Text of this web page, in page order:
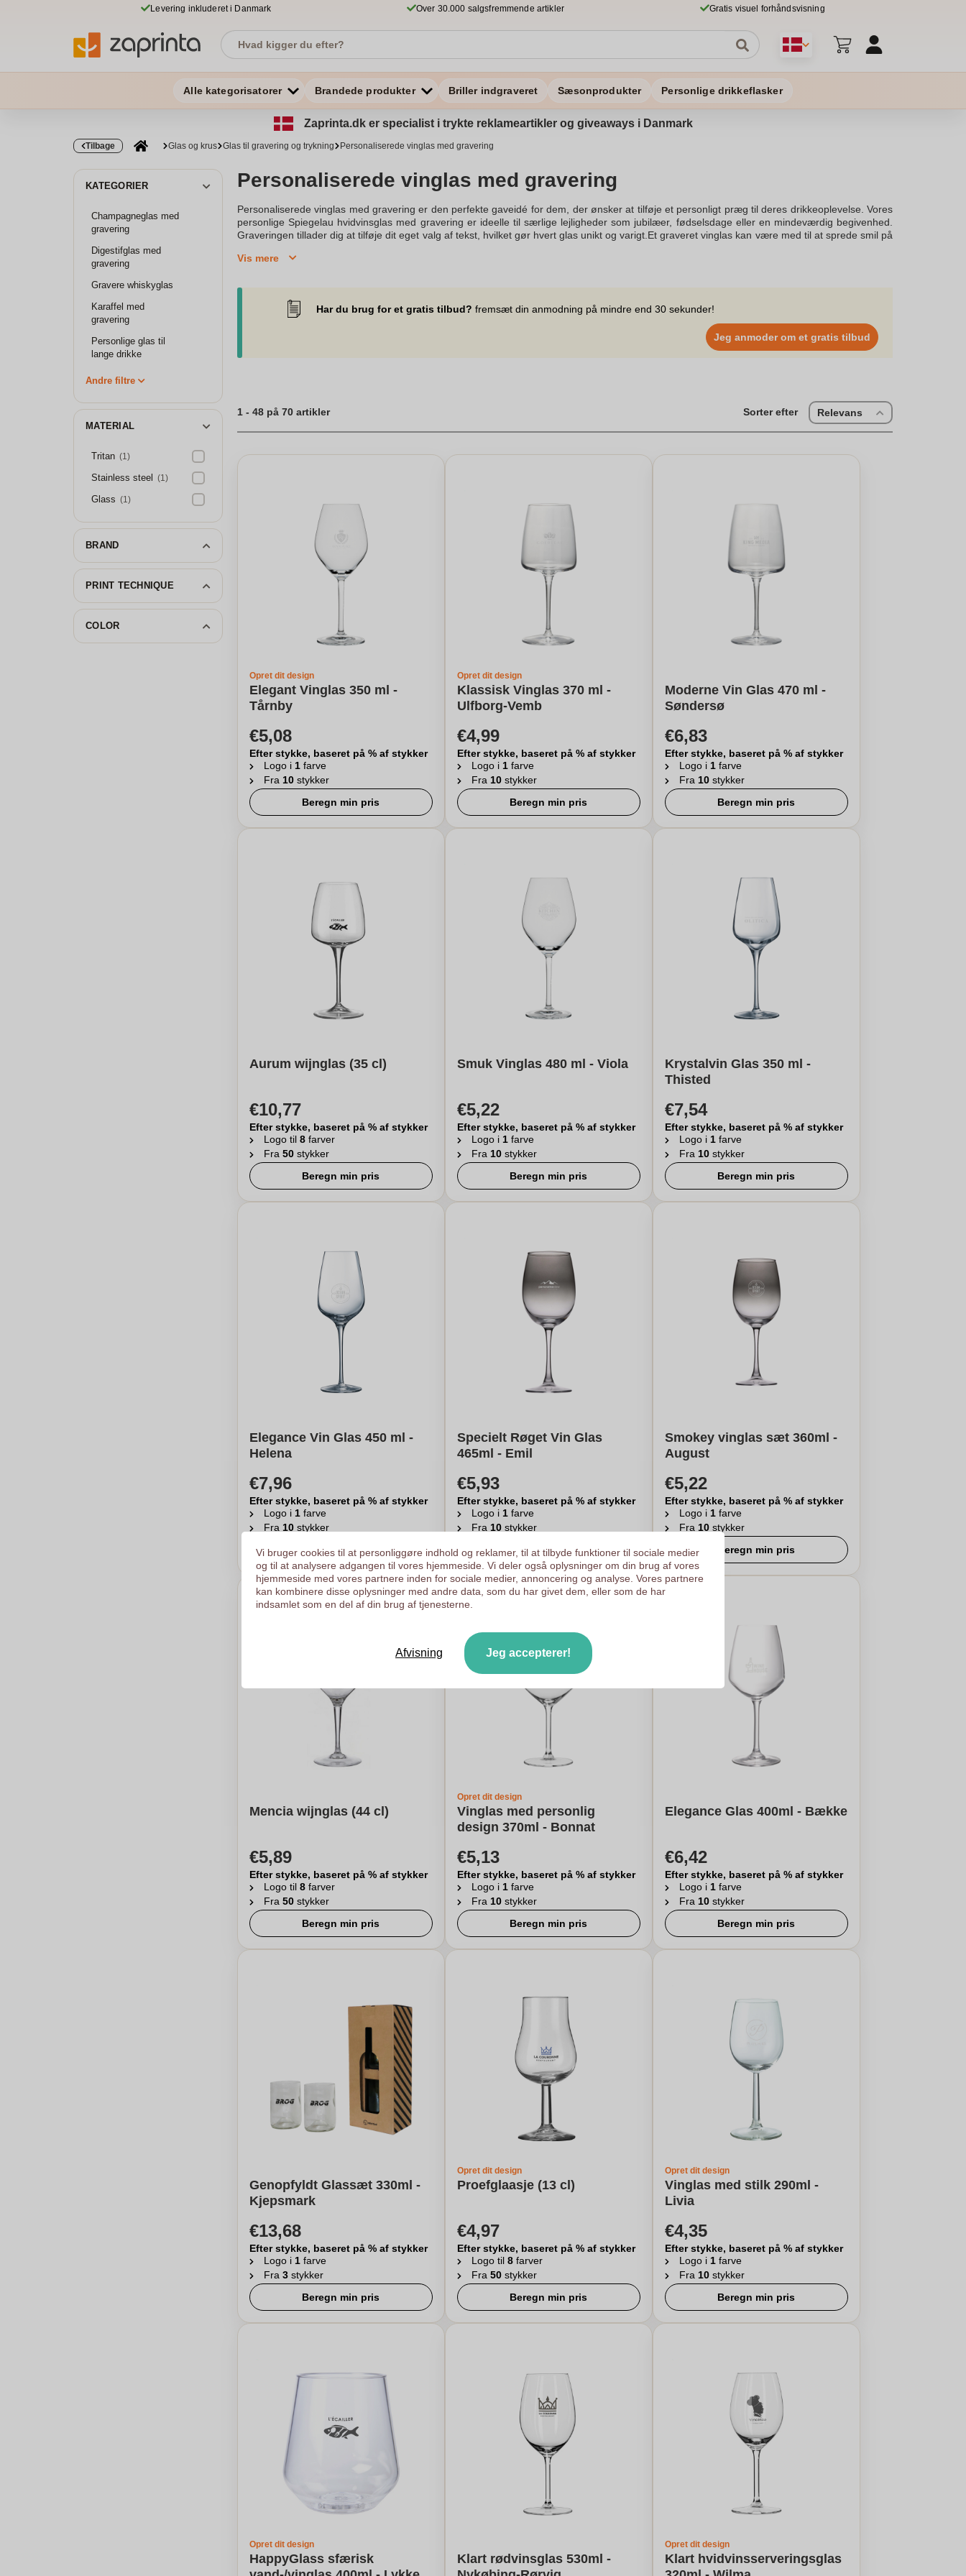
Levering inkluderet i Danmark Over 30.000 salgsfremmende artikler Gratis visuel forhåndsvisning
Alle kategorisatorer Brandede produkter Briller indgraveret Sæsonprodukter Personlige drikkeflasker
Zaprinta.dk er specialist i trykte reklameartikler og giveaways i Danmark
Tilbage Glas og krus Glas til gravering og trykning Personaliserede vinglas med gravering
KATEGORIER
Champagneglas med
gravering
Digestifglas med
gravering
Gravere whiskyglas
Karaffel med
gravering
Personlige glas til
lange drikke
Andre filtre
MATERIAL
Tritan (1)
Stainless steel (1)
Glass (1)
BRAND
PRINT TECHNIQUE
COLOR
Personaliserede vinglas med gravering
Personaliserede vinglas med gravering er den perfekte gaveidé for dem, der ønsker at tilføje et personligt præg til deres drikkeoplevelse. Vores
personlige Spiegelau hvidvinsglas med gravering er ideelle til særlige lejligheder som jubilæer, fødselsdage eller en mindeværdig begivenhed.
Graveringen tillader dig at tilføje dit eget valg af tekst, hvilket gør hvert glas unikt og varigt.Et graveret vinglas kan være med til at sprede smil på
med gravering – egen tekst kan vælges, og personaliserede vinglas, der er perfekte til at nyde "tid til at drikke vin" med stil.Når du handler online
med præcision, hvilket sikrer, at din gave bliver et mesterværk. Gør hver gave endnu mere mindeværdig ved at vælge personlige hilsener eller
symboler, der passer til lejligheden.Gravering – egen tekst kan tilføjes, og med vores personlige Spiegelau hvidvinsglas med gravering, kan du
give en gave, der er både stilfuld og med mening. Uanset om det er til vinsmagning, fejring af en særlig dag eller blot for at nyde "drikke vin med
stil", er vores graverede glas den perfekte løsning for enhver vinelsker.Oplev bekvemmeligheden ved at købe personligt Spiegelau hvidvinsglas
online hos os, hvor du kan vælge fra et bredt udvalg af produkter og sikre levering uden problemer. Graveringen gør gaven endnu mere
personlig og mindeværdig, hvilket sikrer, at dine gaveidéer ikke kun bliver værdsat men også husket.Lad graveringen tilføje den perfekte
Vis mere
Har du brug for et gratis tilbud? fremsæt din anmodning på mindre end 30 sekunder!
Jeg anmoder om et gratis tilbud
1 - 48 på 70 artikler Sorter efter Relevans
Opret dit design
Elegant Vinglas 350 ml -
Tårnby
€5,08
Efter stykke, baseret på % af stykker
Logo i 1 farve
Fra 10 stykker
Beregn min pris
Opret dit design
Klassisk Vinglas 370 ml -
Ulfborg-Vemb
€4,99
Efter stykke, baseret på % af stykker
Logo i 1 farve
Fra 10 stykker
Beregn min pris
Moderne Vin Glas 470 ml -
Søndersø
€6,83
Efter stykke, baseret på % af stykker
Logo i 1 farve
Fra 10 stykker
Beregn min pris
Aurum wijnglas (35 cl)
€10,77
Efter stykke, baseret på % af stykker
Logo til 8 farver
Fra 50 stykker
Beregn min pris
Smuk Vinglas 480 ml - Viola
€5,22
Efter stykke, baseret på % af stykker
Logo i 1 farve
Fra 10 stykker
Beregn min pris
Krystalvin Glas 350 ml -
Thisted
€7,54
Efter stykke, baseret på % af stykker
Logo i 1 farve
Fra 10 stykker
Beregn min pris
Elegance Vin Glas 450 ml -
Helena
€7,96
Efter stykke, baseret på % af stykker
Logo i 1 farve
Fra 10 stykker
Beregn min pris
Specielt Røget Vin Glas
465ml - Emil
€5,93
Efter stykke, baseret på % af stykker
Logo i 1 farve
Fra 10 stykker
Beregn min pris
Smokey vinglas sæt 360ml -
August
€5,22
Efter stykke, baseret på % af stykker
Logo i 1 farve
Fra 10 stykker
Beregn min pris
Mencia wijnglas (44 cl)
€5,89
Efter stykke, baseret på % af stykker
Logo til 8 farver
Fra 50 stykker
Beregn min pris
Opret dit design
Vinglas med personlig
design 370ml - Bonnat
€5,13
Efter stykke, baseret på % af stykker
Logo i 1 farve
Fra 10 stykker
Beregn min pris
Elegance Glas 400ml - Bække
€6,42
Efter stykke, baseret på % af stykker
Logo i 1 farve
Fra 10 stykker
Beregn min pris
Genopfyldt Glassæt 330ml -
Kjepsmark
€13,68
Efter stykke, baseret på % af stykker
Logo i 1 farve
Fra 3 stykker
Beregn min pris
Opret dit design
Proefglaasje (13 cl)
€4,97
Efter stykke, baseret på % af stykker
Logo til 8 farver
Fra 50 stykker
Beregn min pris
Opret dit design
Vinglas med stilk 290ml -
Livia
€4,35
Efter stykke, baseret på % af stykker
Logo i 1 farve
Fra 10 stykker
Beregn min pris
Opret dit design
HappyGlass sfærisk
Klart rødvinsglas 530ml -
Opret dit design
Klart hvidvinsserveringsglas
Vi bruger cookies til at personliggøre indhold og reklamer, til at tilbyde funktioner til sociale medier
og til at analysere adgangen til vores hjemmeside. Vi deler også oplysninger om din brug af vores
hjemmeside med vores partnere inden for sociale medier, annoncering og analyse. Vores partnere
kan kombinere disse oplysninger med andre data, som du har givet dem, eller som de har
indsamlet som en del af din brug af tjenesterne.
Afvisning Jeg accepterer!